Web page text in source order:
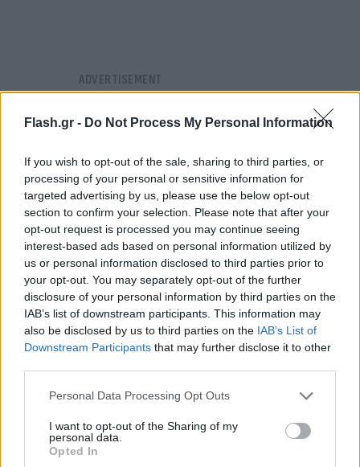
Flash.gr - Do Not Process My Personal Information
If you wish to opt-out of the sale, sharing to third parties, or
processing of your personal or sensitive information for
targeted advertising by us, please use the below opt-out
section to confirm your selection. Please note that after your
opt-out request is processed you may continue seeing
interest-based ads based on personal information utilized by
us or personal information disclosed to third parties prior to
your opt-out. You may separately opt-out of the further
disclosure of your personal information by third parties on the
IAB’s list of downstream participants. This information may
also be disclosed by us to third parties on the IAB’s List of
Downstream Participants that may further disclose it to other
Please note that this website/app uses one or more Google
not limited to your visit or usage behaviour. You may click to
grant or deny consent to Google and its third-party tags to
use your data for below specified purposes in below Google
Personal Data Processing Opt Outs
I want to opt-out of the Sharing of my
personal data.
Opted In
Οι συνθήκες της πτώσης του παραμένουν
επιχειρούν 12 πυροσβέστες με τέσσερα οχήματα.